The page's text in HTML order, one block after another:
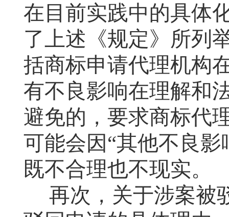
在目前实践中的具体
了上述《规定》所列
括商标申请代理机构
有不良影响在理解和
避免的，要求商标代
可能会因“其他不良
既不合理也不现实。
再次，关于涉案被